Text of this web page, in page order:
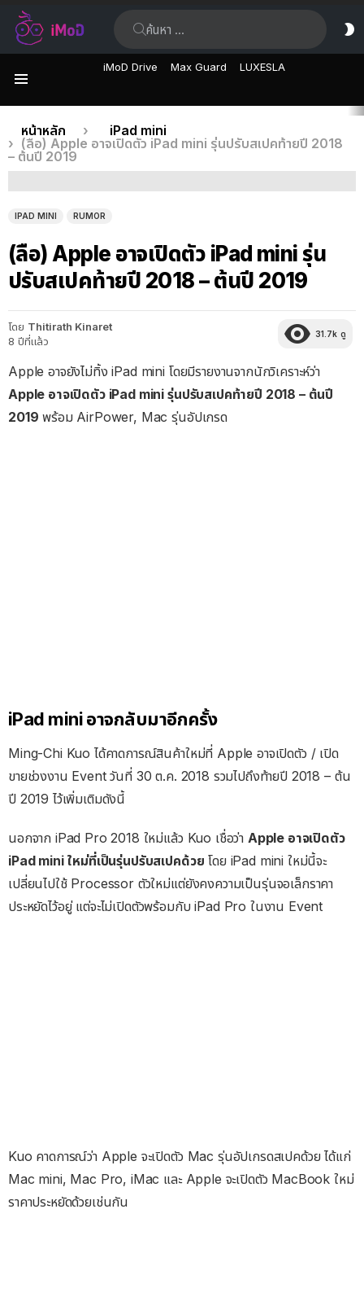
iMoD Drive Max Guard LUXESLA
เรื่อง
ล่าสุด
คุณอยู่ที่นี่:
หน้าหลัก
iPad mini
(ลือ) Apple อาจเปิดตัว iPad mini รุ่นปรับสเปคท้ายปี 2018
– ต้นปี 2019
IPAD MINI RUMOR
(ลือ) Apple อาจเปิดตัว iPad mini รุ่น
ปรับสเปคท้ายปี 2018 – ต้นปี 2019
โดย Thitirath Kinaret
8 ปีที่แล้ว
31.7k ดู
Apple อาจยังไม่ทิ้ง iPad mini โดยมีรายงานจากนักวิเคราะห์ว่า
Apple อาจเปิดตัว iPad mini รุ่นปรับสเปคท้ายปี 2018 – ต้นปี
2019 พร้อม AirPower, Mac รุ่นอัปเกรด
iPad mini อาจกลับมาอีกครั้ง
Ming-Chi Kuo ได้คาดการณ์สินค้าใหม่ที่ Apple อาจเปิดตัว / เปิด
ขายช่วงงาน Event วันที่ 30 ต.ค. 2018 รวมไปถึงท้ายปี 2018 – ต้น
ปี 2019 ไว้เพิ่มเติมดังนี้
นอกจาก iPad Pro 2018 ใหม่แล้ว Kuo เชื่อว่า Apple อาจเปิดตัว
iPad mini ใหม่ที่เป็นรุ่นปรับสเปคด้วย โดย iPad mini ใหม่นี้จะ
เปลี่ยนไปใช้ Processor ตัวใหม่แต่ยังคงความเป็นรุ่นจอเล็กราคา
ประหยัดไว้อยู่ แต่จะไม่เปิดตัวพร้อมกับ iPad Pro ในงาน Event
Kuo คาดการณ์ว่า Apple จะเปิดตัว Mac รุ่นอัปเกรดสเปคด้วย ได้แก่
Mac mini, Mac Pro, iMac และ Apple จะเปิดตัว MacBook ใหม่
ราคาประหยัดด้วยเช่นกัน